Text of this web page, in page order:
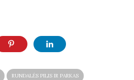
RUNDALĖS PILIS IR PARKAS